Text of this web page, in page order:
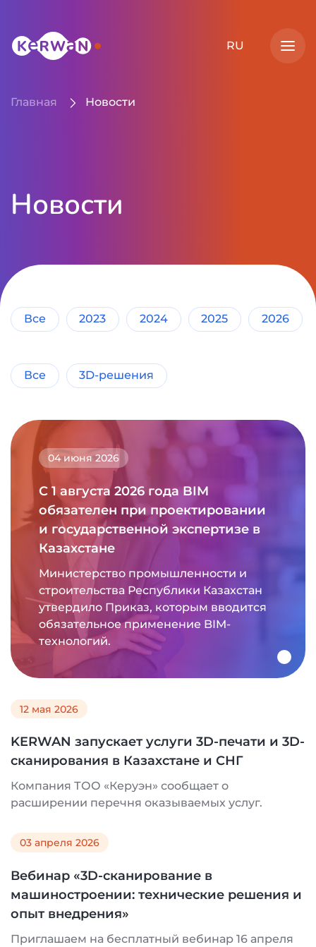
RU
Главная Новости
Новости
Все 2023 2024 2025 2026
Все 3D-решения
С 1 августа 2026 года BIM
обязателен при проектировании
и государственной экспертизе в
Казахстане
04 июня 2026
Министерство промышленности и
строительства Республики Казахстан
утвердило Приказ, которым вводится
обязательное применение BIM-
технологий.
KERWAN запускает услуги 3D-печати и 3D-
сканирования в Казахстане и СНГ
12 мая 2026
Компания ТОО «Керуэн» сообщает о
расширении перечня оказываемых услуг.
Вебинар «3D-сканирование в
машиностроении: технические решения и
опыт внедрения»
03 апреля 2026
Приглашаем на бесплатный вебинар 16 апреля